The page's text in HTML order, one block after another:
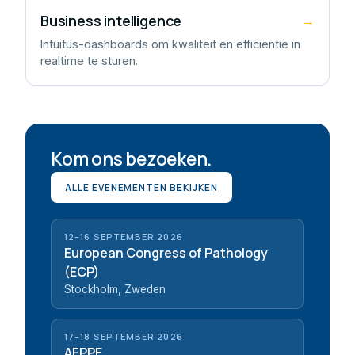
Business intelligence →
Intuitus-dashboards om kwaliteit en efficiëntie in
realtime te sturen.
Kom ons bezoeken.
ALLE EVENEMENTEN BEKIJKEN
12–16 SEPTEMBER 2026
European Congress of Pathology
(ECP)
Stockholm, Zweden
17–18 SEPTEMBER 2026